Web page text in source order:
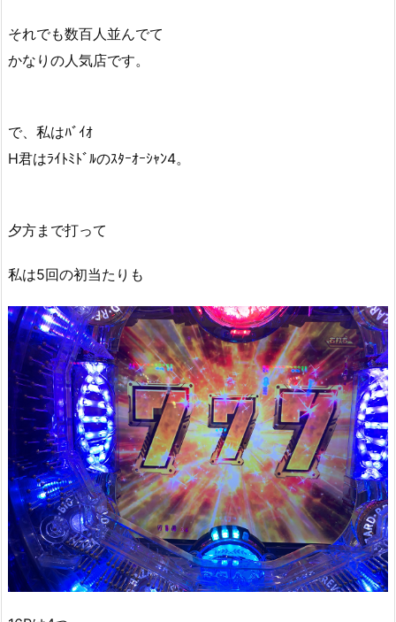
それでも数百人並んでて
かなりの人気店です。
で、私はﾊﾞｲｵ
H君はﾗｲﾄﾐﾄﾞﾙのｽﾀｰｵｰｼｬﾝ4。
夕方まで打って
私は5回の初当たりも